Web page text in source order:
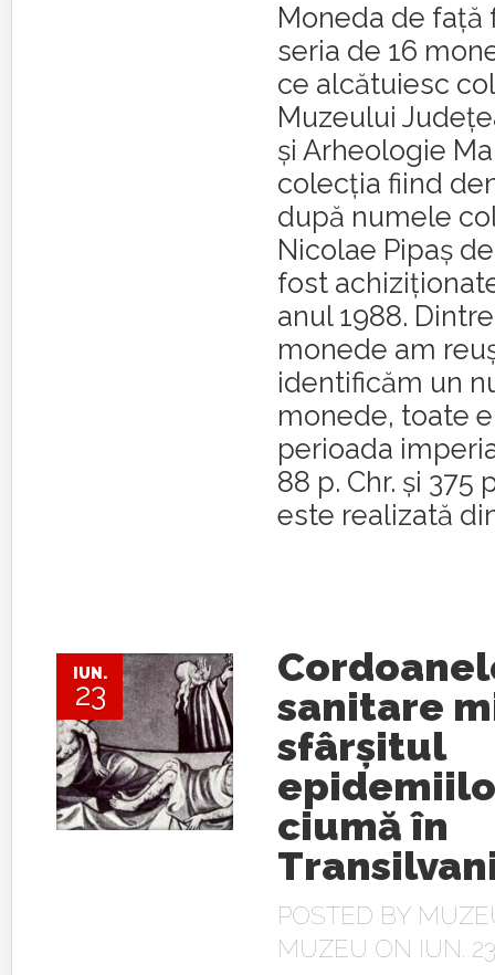
Moneda de față
seria de 16
ce alcătuiesc
Muzeului
şi Arheologie
colecția fiind
după numele
Nicolae Pipaş
fost
anul 1988.
monede am
identificăm un
monede, toate
perioada
88 p. Chr. şi 375
este realizată
IUN.
23
sanitare
sfârșitul
ciumă în
POSTED BY
MUZEU ON IUN.